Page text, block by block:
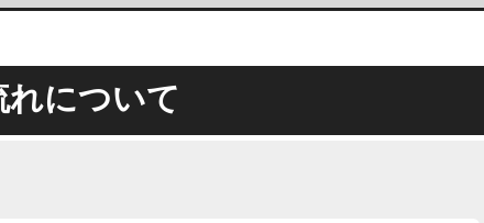
れについて